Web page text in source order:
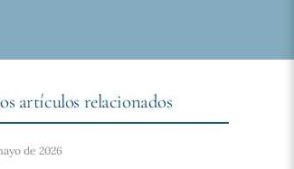
artículos relacionados
de 2026